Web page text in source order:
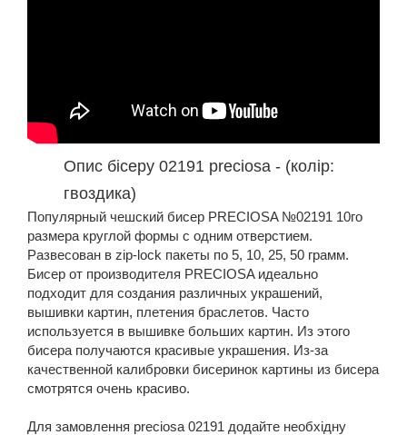
Опис бісеру 02191 preciosa - (колір:
гвоздика)
Популярный чешский бисер PRECIOSA №02191 10го
размера круглой формы с одним отверстием.
Развесован в zip-lock пакеты по 5, 10, 25, 50 грамм.
Бисер от производителя PRECIOSA идеально
подходит для создания различных украшений,
вышивки картин, плетения браслетов. Часто
используется в вышивке больших картин. Из этого
бисера получаются красивые украшения. Из-за
качественной калибровки бисеринок картины из бисера
смотрятся очень красиво.
Для замовлення preciosa 02191 додайте необхідну